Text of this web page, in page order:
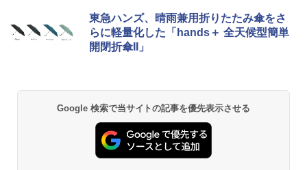
東急ハンズ、晴雨兼用折りたたみ傘をさ
らに軽量化した「hands＋ 全天候型簡単
開閉折傘II」
Google 検索で当サイトの記事を優先表示させる